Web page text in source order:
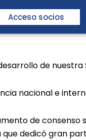
Acceso socios
de nuestra
nacional e
de consenso
dedicó gran